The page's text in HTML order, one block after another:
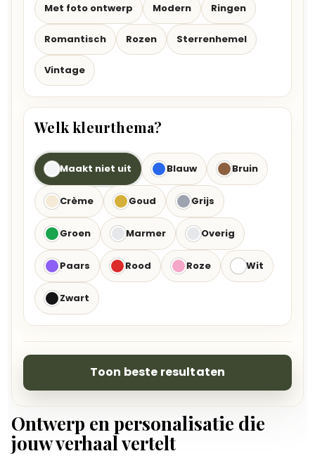
Met foto ontwerp Modern Ringen
Romantisch Rozen Sterrenhemel
Vintage
Welk kleurthema?
Maakt niet uit Blauw Bruin
Crème Goud Grijs
Groen Marmer Overig
Paars Rood Roze Wit
Zwart
Toon beste resultaten
Ontwerp en personalisatie die
jouw verhaal vertelt